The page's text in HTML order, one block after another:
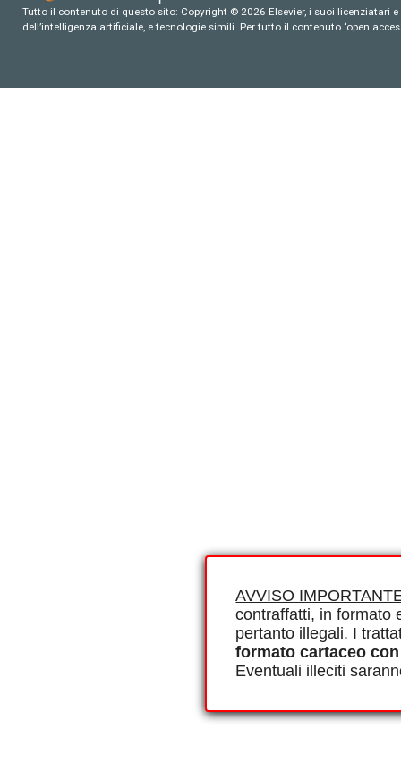
AVVISO
contraffatti, in formato
pertanto illegali. I
formato cartaceo
Eventuali illeciti
Tutto il contenuto di questo sito: Copyright © 2026 Elsevier, i suoi
dell’intelligenza artificiale, e tecnologie simili. Per tutto il contenuto ‘open